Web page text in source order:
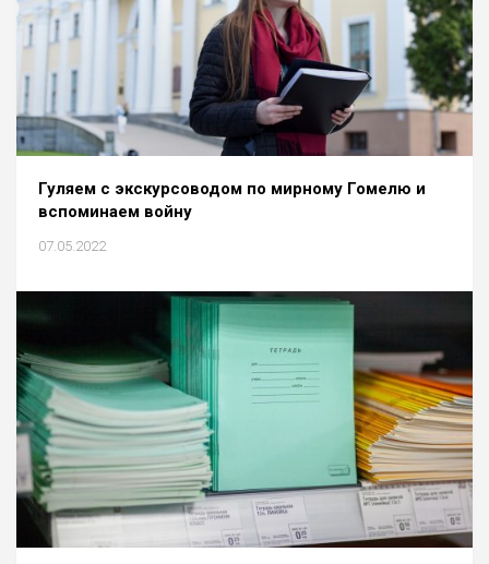
Гуляем с экскурсоводом по мирному Гомелю и
вспоминаем войну
07.05.2022